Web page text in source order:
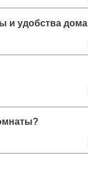
и удобства дома